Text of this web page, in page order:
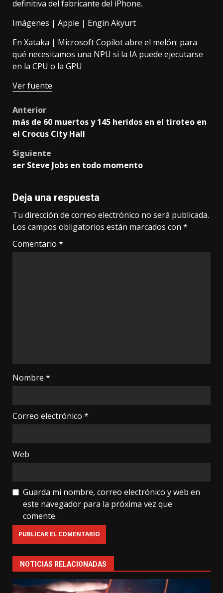
definitiva del fabricante del iPhone.
Imágenes | Apple | Engin Akyurt
En Xataka | Microsoft Copilot abre el melón: para
qué necesitamos una NPU si la IA puede ejecutarse
en la CPU o la GPU
Ver fuente
Post
navigation
Anterior
más de 60 muertos y 145 heridos en el tiroteo en
el Crocus City Hall
Siguiente
ser Steve Jobs en todo momento
Deja una respuesta
Tu dirección de correo electrónico no será publicada.
Los campos obligatorios están marcados con *
Comentario *
Nombre *
Correo electrónico *
Web
Guarda mi nombre, correo electrónico y web en
este navegador para la próxima vez que
comente.
NOTICIAS RELACIONADAS